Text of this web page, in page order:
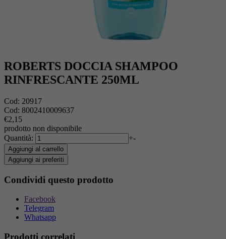
ROBERTS DOCCIA SHAMPOO
RINFRESCANTE 250ML
Cod: 20917
Cod: 8002410009637
€2,15
prodotto non disponibile
Quantità:
+-
Aggiungi al carrello
Aggiungi ai preferiti
Condividi questo prodotto
Facebook
Telegram
Whatsapp
Prodotti correlati